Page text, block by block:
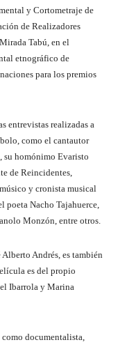
y Cortometraje de
de Realizadores
Tabú, en el
etnográfico de
para los premios
entrevistas realizadas a
como el cantautor
su homónimo Evaristo
de Reincidentes,
y cronista musical
poeta Nacho Tajahuerce,
Monzón, entre otros.
Andrés, es también
es del propio
Ibarrola y Marina
documentalista,